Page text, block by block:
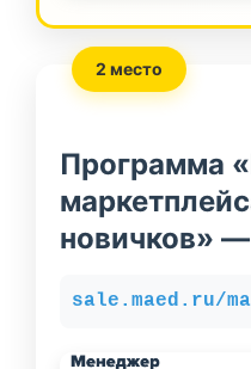
2 место
Программа
новичков»
sale.maed.ru/